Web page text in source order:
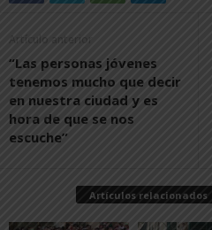
Artículo anterior
“Las personas jóvenes
tenemos mucho que decir
en nuestra ciudad y es
hora de que se nos
escuche”
Artículos relacionados